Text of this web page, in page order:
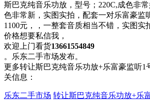
斯巴克纯音乐功放，型号；220C,成色非
色非常新，实图实拍，配套一对乐富豪监
1100元，，一整套音质相当不错，实图实
价格想要私信我，
欢迎上门看货13661554849
。乐东二手市场发布。
更多转让斯巴克纯音乐功放+乐富豪监听1
关信息：
乐东二手市场 转让斯巴克纯音乐功放+乐